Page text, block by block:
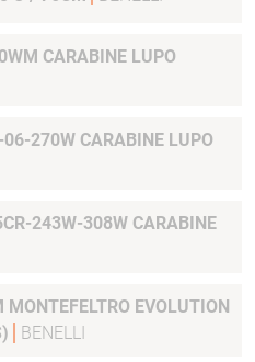
CARABINE LUPO
270W CARABINE LUPO
243W-308W CARABINE
EVOLUTION
BENELLI